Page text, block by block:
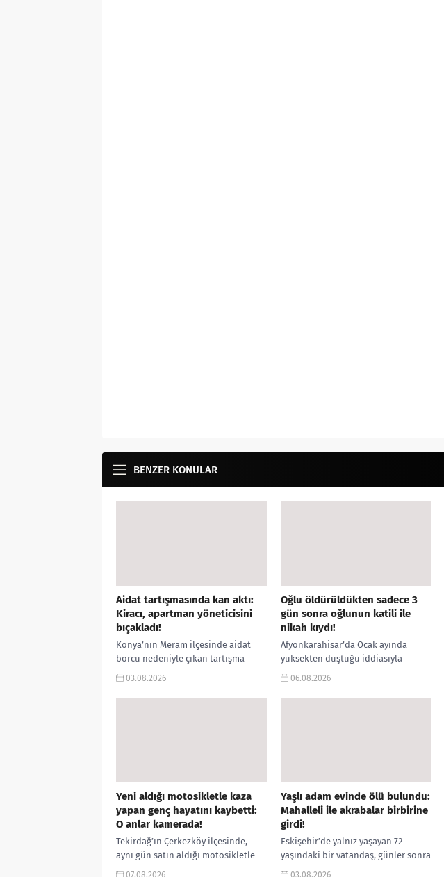
BENZER KONULAR
Aidat tartışmasında kan aktı:
Kiracı, apartman yöneticisini
bıçakladı!
Konya’nın Meram ilçesinde aidat
borcu nedeniyle çıkan tartışma
kanlı sona erdi. Kiracı ile apartman
anlaşmazlık sırasında apartman...
03.08.2026
Oğlu öldürüldükten sadece 3
gün sonra oğlunun katili ile
nikah kıydı!
Afyonkarahisar’da Ocak ayında
yüksekten düştüğü iddiasıyla
hastaneye kaldırıldıktan sonra
Y.E.Y.’nin ölümünün cinayet olduğu
06.08.2026
Yeni aldığı motosikletle kaza
yapan genç hayatını kaybetti:
O anlar kamerada!
Tekirdağ’ın Çerkezköy ilçesinde,
aynı gün satın aldığı motosikletle
kaza yapan 22 yaşındaki genç
07.08.2026
Yaşlı adam evinde ölü bulundu:
Mahalleli ile akrabalar birbirine
girdi!
Eskişehir’de yalnız yaşayan 72
yaşındaki bir vatandaş, günler sonra
evinde ölü bulundu. Acı haberin
03.08.2026